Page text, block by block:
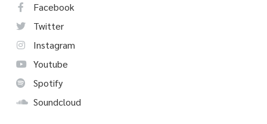
Facebook
Twitter
Instagram
Youtube
Spotify
Soundcloud